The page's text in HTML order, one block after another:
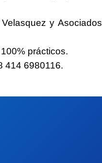
y Asociados
prácticos.
414 6980116.